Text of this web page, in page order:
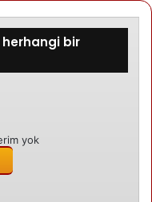
herhangi bir
yok